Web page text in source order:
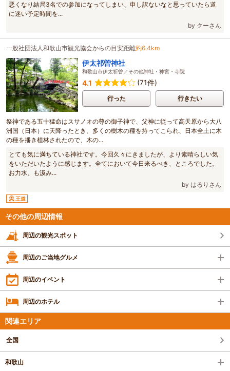
悪くなり結局3名での参加になってしまい、申し訳ないなと思っていたら道
に迷い予定時間を...
by クーさん
一般社団法人和歌山市観光協会からの目安距離約6.4km
伊太祁曽神社
和歌山市伊太祈曽／その他神社・神宮・寺院
4.1 (71件)
行った 行きたい
祭神である五十猛命はスサノオの尊の御子神で、父神に従って高天原から大八
洲国（日本）に天降ったとき、多くの樹木の種を持ってこられ、日本全土に木
の種を播き植林されたので、木の...
とても気に満ちている神社です。今回久々にきましたが、より素晴らしい気
をいただいたように感じます。全てにおいて今日来るべき、ところでした。
お力水、も汲み...
by はるりさん
王道
その他の周辺情報
周辺の観光スポット
周辺のご当地グルメ
周辺のイベント
周辺のホテル
関連エリア
全国
和歌山